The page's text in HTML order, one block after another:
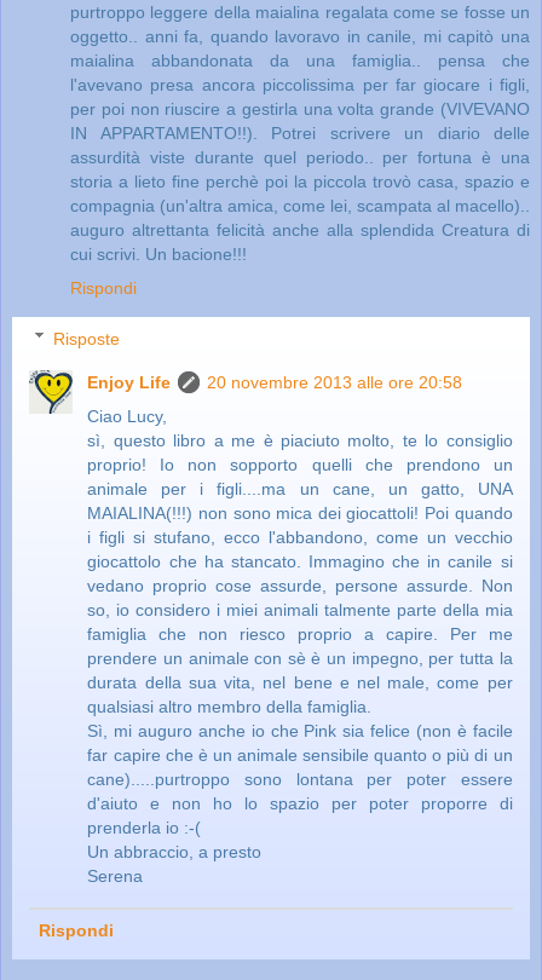
purtroppo leggere della maialina regalata come se fosse un
oggetto.. anni fa, quando lavoravo in canile, mi capitò una
maialina abbandonata da una famiglia.. pensa che
l'avevano presa ancora piccolissima per far giocare i figli,
per poi non riuscire a gestirla una volta grande (VIVEVANO
IN APPARTAMENTO!!). Potrei scrivere un diario delle
assurdità viste durante quel periodo.. per fortuna è una
storia a lieto fine perchè poi la piccola trovò casa, spazio e
compagnia (un'altra amica, come lei, scampata al macello)..
auguro altrettanta felicità anche alla splendida Creatura di
cui scrivi. Un bacione!!!
Rispondi
Risposte
Enjoy Life
20 novembre 2013 alle ore 20:58
Ciao Lucy,
sì, questo libro a me è piaciuto molto, te lo consiglio
proprio! Io non sopporto quelli che prendono un
animale per i figli....ma un cane, un gatto, UNA
MAIALINA(!!!) non sono mica dei giocattoli! Poi quando
i figli si stufano, ecco l'abbandono, come un vecchio
giocattolo che ha stancato. Immagino che in canile si
vedano proprio cose assurde, persone assurde. Non
so, io considero i miei animali talmente parte della mia
famiglia che non riesco proprio a capire. Per me
prendere un animale con sè è un impegno, per tutta la
durata della sua vita, nel bene e nel male, come per
qualsiasi altro membro della famiglia.
Sì, mi auguro anche io che Pink sia felice (non è facile
far capire che è un animale sensibile quanto o più di un
cane).....purtroppo sono lontana per poter essere
d'aiuto e non ho lo spazio per poter proporre di
prenderla io :-(
Un abbraccio, a presto
Serena
Rispondi